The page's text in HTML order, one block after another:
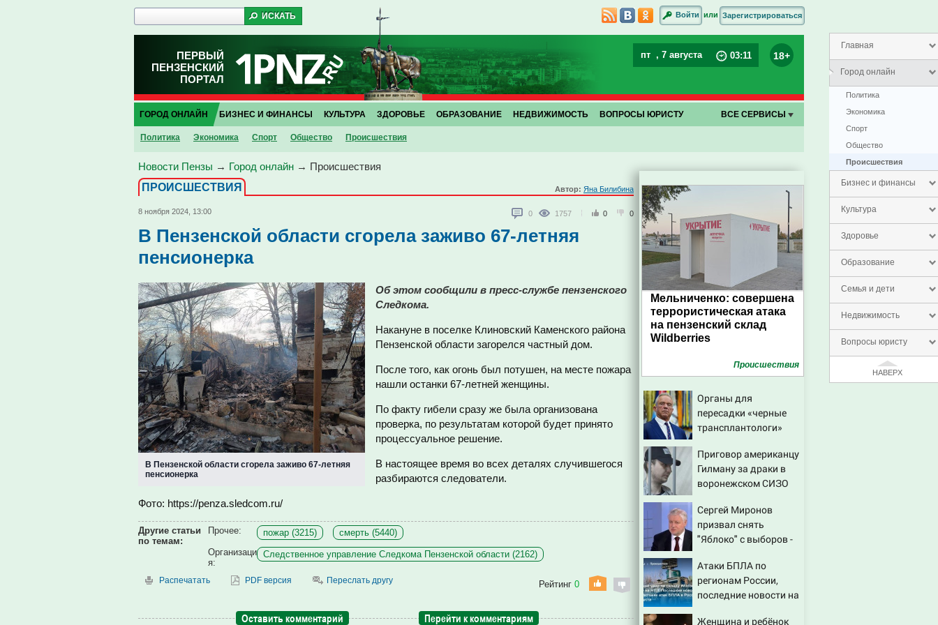
Главная
Город онлайн
Политика
Экономика
Спорт
Общество
Проиcшествия
Бизнес и финансы
Культура
Здоровье
Образование
Семья и дети
Недвижимость
Вопросы юристу
НАВЕРХ
Войти или Зарегистрироваться
ПЕРВЫЙ
ПЕНЗЕНСКИЙ
ПОРТАЛ
пт , 7 августа 03:11 18+
ГОРОД ОНЛАЙН
Политика Экономика Спорт Общество Проиcшествия
БИЗНЕС И ФИНАНСЫ КУЛЬТУРА ЗДОРОВЬЕ ОБРАЗОВАНИЕ НЕДВИЖИМОСТЬ ВОПРОСЫ ЮРИСТУ ВСЕ СЕРВИСЫ
Новости Пензы → Город онлайн → Проиcшествия
ПРОИCШЕСТВИЯ
Автор: Яна Билибина
8 ноября 2024, 13:00 0 1757 0 0
В Пензенской области сгорела заживо 67-летняя
пенсионерка
В Пензенской области сгорела заживо 67-летняя
пенсионерка
Об этом сообщили в пресс-службе пензенского
Следкома.
Накануне в поселке Клиновский Каменского района
Пензенской области загорелся частный дом.
После того, как огонь был потушен, на месте пожара
нашли останки 67-летней женщины.
По факту гибели сразу же была организована
проверка, по результатам которой будет принято
процессуальное решение.
В настоящее время во всех деталях случившегося
разбираются следователи.
Фото: https://penza.sledcom.ru/
Другие статьи
по темам:
Прочее: пожар (3215)
смерть (5440)
Организаци
я:
Следственное управление Следкома Пензенской области (2162)
Распечатать PDF версия Переслать другу Рейтинг 0
Оставить комментарий Перейти к комментариям
Мельниченко: совершена
террористическая атака
на пензенский склад
Wildberries
Проиcшествия
Органы для
пересадки «черные
трансплантологи»
живых пациентов
Приговор американцу
Гилману за драки в
воронежском СИЗО
ужесточить - Новости
на Вести.ru
Сергей Миронов
призвал снять
"Яблоко" с выборов -
Атаки БПЛА по
регионам России,
последние новости на
Женщина и ребёнок